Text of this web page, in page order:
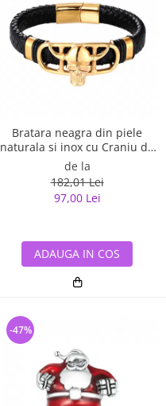
Bratara neagra din piele
naturala si inox cu Craniu de
Viking
de la
182,01 Lei
97,00 Lei
ADAUGA IN COS
-47%